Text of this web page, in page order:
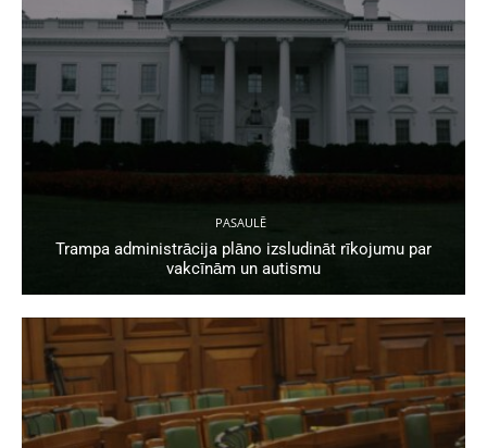
PASAULĒ
Trampa administrācija plāno izsludināt rīkojumu par
vakcīnām un autismu